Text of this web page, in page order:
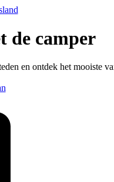
de camper
en ontdek het mooiste